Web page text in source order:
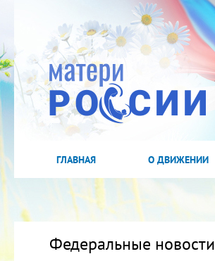
ГЛАВНАЯ О ДВИЖЕНИИ
Федеральные новости